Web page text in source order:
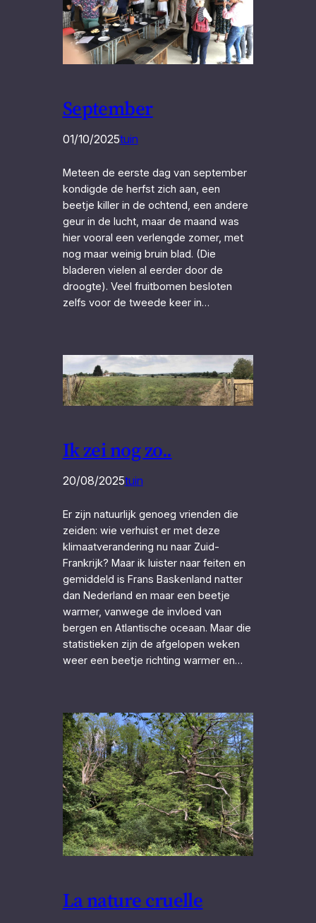
September
01/10/2025tuin
Meteen de eerste dag van september
kondigde de herfst zich aan, een
beetje killer in de ochtend, een andere
geur in de lucht, maar de maand was
hier vooral een verlengde zomer, met
nog maar weinig bruin blad. (Die
bladeren vielen al eerder door de
droogte). Veel fruitbomen besloten
zelfs voor de tweede keer in…
Ik zei nog zo..
20/08/2025tuin
Er zijn natuurlijk genoeg vrienden die
zeiden: wie verhuist er met deze
klimaatverandering nu naar Zuid-
Frankrijk? Maar ik luister naar feiten en
gemiddeld is Frans Baskenland natter
dan Nederland en maar een beetje
warmer, vanwege de invloed van
bergen en Atlantische oceaan. Maar die
statistieken zijn de afgelopen weken
weer een beetje richting warmer en…
La nature cruelle